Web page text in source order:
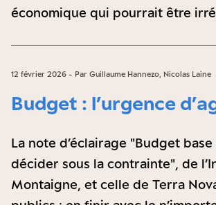
économique qui pourrait être
12 février 2026 - Par Guillaume Hannezo, Nicolas Laine
Budget : l’urgence
La note d’éclairage "Budget base
décider sous la contrainte", de
Montaigne, et celle de Terra